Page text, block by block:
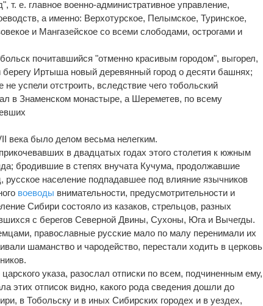
т. е. главное военно-административное управление,
а именно: Верхотурское, Пелымское, Туринское,
и Мангазейское со всеми слободами, острогами и
почитавшийся "отменно красивым городом", выгорел,
Иртыша новый деревянный город о десяти башнях;
не успели отстроить, вследствие чего тобольский
в Знаменском монастыре, а Шереметев, по всему
века было делом весьма нелегким.
в двадцатых годах этого столетия к южным
бродившие в степях внучата Кучума, продолжавшие
население подпадавшее под влияние язычников
воеводы внимательности, предусмотрительности и
Сибири состояло из казаков, стрельцов, разных
с берегов Северной Двины, Сухоны, Юга и Вычегды.
православные русские мало по малу перенимали их
шаманство и чародейство, перестали ходить в церковь
указа, разослал отписки по всем, подчиненным ему,
этих отписок видно, какого рода сведения дошли до
в Тобольску и в иных Сибирских городех и в уездех,